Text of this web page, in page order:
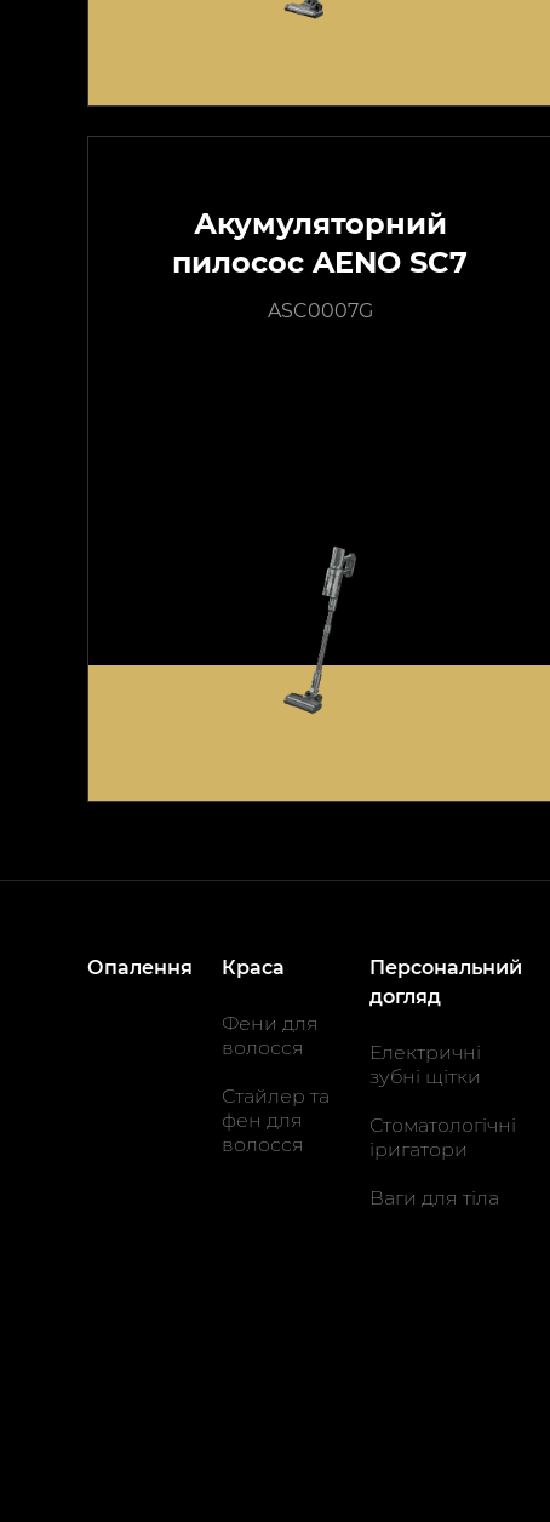
Акумуляторний
пилосос AENO SC7
ASC0007G
Опалення Краса
Фени для
волосся
Стайлер та
фен для
волосся
Персональний
догляд
Електричні
зубні щітки
Стоматологічні
іригатори
Ваги для тіла